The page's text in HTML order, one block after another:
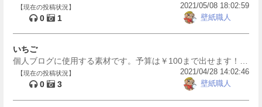
【現在の投稿状況】
0 1
2021/05/08 18:02:59
壁紙職人
いちご
個人ブログに使用する素材です。予算は￥100まで出せます！ポ
ップな感じのイチゴの画像お待ちしております！
【現在の投稿状況】
0 3
2021/04/28 14:02:46
壁紙職人